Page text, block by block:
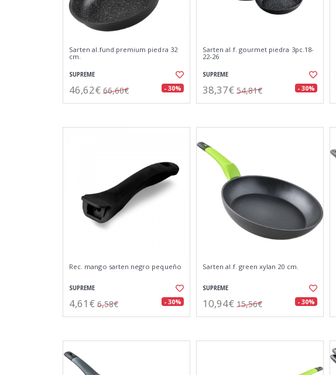
Sarten al.fund.premium piedra 32
cm.
SUPREME
46,62€ 66,60€ - 30%
Sarten al.f. gourmet piedra 3pc.18-
22-26
SUPREME
38,37€ 54,81€ - 30%
Rec. mango sarten negro pequeño
SUPREME
4,61€ 6,58€ - 30%
Sarten al.f. green xylan 20 cm.
SUPREME
10,94€ 15,56€ - 30%